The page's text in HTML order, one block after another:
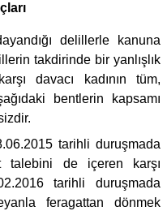
delillerle kanuna
takdirinde bir yanlışlık
davacı kadının tüm,
bentlerin kapsamı
tarihli duruşmada
de içeren karşı
tarihli duruşmada
feragattan dönmek